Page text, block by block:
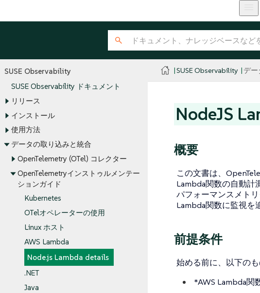
SUSE Observability
SUSE Observability ドキュメント
リリース
インストール
使用方法
データの取り込みと統合
OpenTelemetry (OTel) コレクター
OpenTelemetryインストゥルメンテー
ションガイド
Kubernetes
OTelオペレーターの使用
Linux ホスト
AWS Lambda
Node.js Lambda details
.NET
Java
SUSE Observability デ
NodeJS
概要
この文書は、
Lambda関数の自動計
パフォーマンスメト
Lambda関数に監視を
前提条件
始める前に、以下の
*AWS Lambda関